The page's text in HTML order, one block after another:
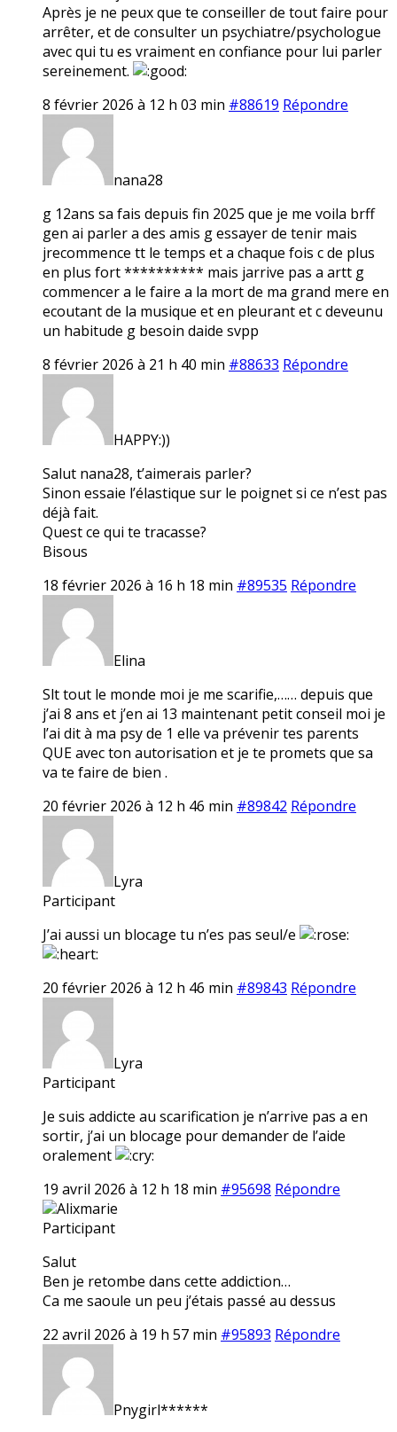
Après je ne peux que te conseiller de tout faire pour
arrêter, et de consulter un psychiatre/psychologue
avec qui tu es vraiment en confiance pour lui parler
sereinement.
8 février 2026 à 12 h 03 min #88619 Répondre
nana28
g 12ans sa fais depuis fin 2025 que je me voila brff
gen ai parler a des amis g essayer de tenir mais
jrecommence tt le temps et a chaque fois c de plus
en plus fort ********** mais jarrive pas a artt g
commencer a le faire a la mort de ma grand mere en
ecoutant de la musique et en pleurant et c deveunu
un habitude g besoin daide svpp
8 février 2026 à 21 h 40 min #88633 Répondre
HAPPY:))
Salut nana28, t’aimerais parler?
Sinon essaie l’élastique sur le poignet si ce n’est pas
déjà fait.
Quest ce qui te tracasse?
Bisous
18 février 2026 à 16 h 18 min #89535 Répondre
Elina
Slt tout le monde moi je me scarifie,…… depuis que
j’ai 8 ans et j’en ai 13 maintenant petit conseil moi je
l’ai dit à ma psy de 1 elle va prévenir tes parents
QUE avec ton autorisation et je te promets que sa
va te faire de bien .
20 février 2026 à 12 h 46 min #89842 Répondre
Lyra
Participant
J’ai aussi un blocage tu n’es pas seul/e
20 février 2026 à 12 h 46 min #89843 Répondre
Lyra
Participant
Je suis addicte au scarification je n’arrive pas a en
sortir, j’ai un blocage pour demander de l’aide
oralement
19 avril 2026 à 12 h 18 min #95698 Répondre
Alixmarie
Participant
Salut
Ben je retombe dans cette addiction…
Ca me saoule un peu j’étais passé au dessus
22 avril 2026 à 19 h 57 min #95893 Répondre
Pnygirl******